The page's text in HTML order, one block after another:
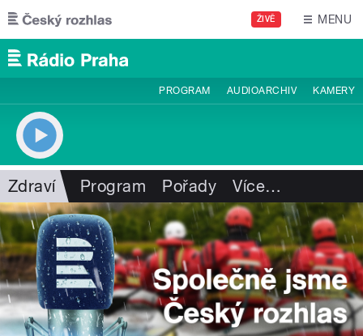
Přejít k hlavnímu obsahu
ŽIVĚ MENU
PROGRAM AUDIOARCHIV KAMERY
Zdraví Program Pořady Více…